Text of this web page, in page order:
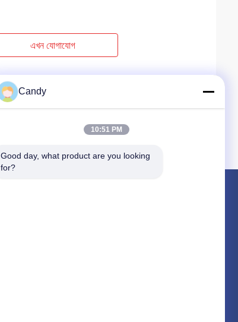
এখন যোগাযোগ
Candy
10:51 PM
Good day, what product are you looking
for?